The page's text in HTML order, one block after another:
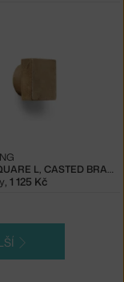
VĚŠÁK SQUARE L, CASTED BRASS
, 1 125 Kč